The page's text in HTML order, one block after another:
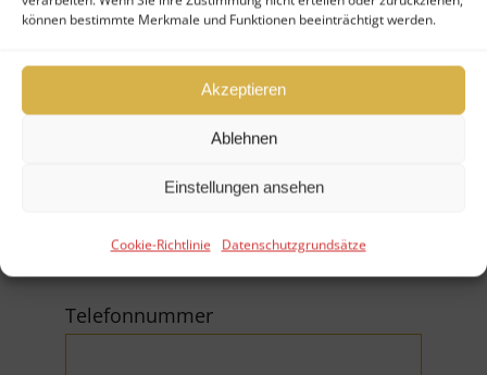
können bestimmte Merkmale und Funktionen beeinträchtigt werden.
Akzeptieren
Ablehnen
Einstellungen ansehen
Cookie-Richtlinie Datenschutzgrundsätze
Firma
Telefonnummer